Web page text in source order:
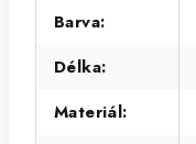
Barva:
Délka:
Materiál: